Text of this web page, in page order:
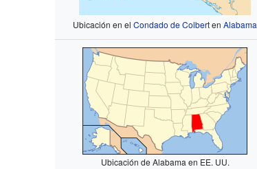
Ubicación en elCondado de ColbertenAlabama
Ubicación de Alabama en EE. UU.